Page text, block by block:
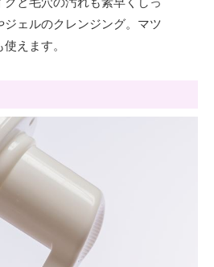
ェルのクレンジング。マツ
えます。